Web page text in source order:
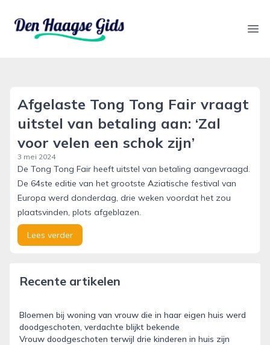
denhaagsegids.nl
Afgelaste Tong Tong Fair vraagt
uitstel van betaling aan: ‘Zal
voor velen een schok zijn’
3 mei 2024
De Tong Tong Fair heeft uitstel van betaling aangevraagd.
De 64ste editie van het grootste Aziatische festival van
Europa werd donderdag, drie weken voordat het zou
plaatsvinden, plots afgeblazen.
Lees verder
Recente artikelen
Bloemen bij woning van vrouw die in haar eigen huis werd
doodgeschoten, verdachte blijkt bekende
Vrouw doodgeschoten terwijl drie kinderen in huis zijn